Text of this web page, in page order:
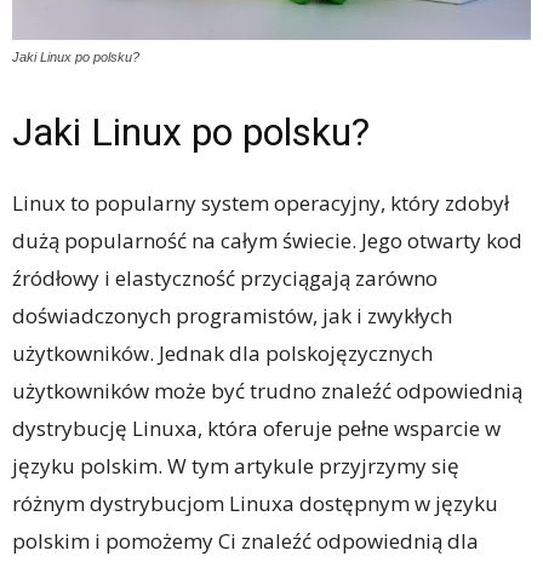
Jaki Linux po polsku?
Jaki Linux po polsku?
Linux to popularny system operacyjny, który zdobył
dużą popularność na całym świecie. Jego otwarty kod
źródłowy i elastyczność przyciągają zarówno
doświadczonych programistów, jak i zwykłych
użytkowników. Jednak dla polskojęzycznych
użytkowników może być trudno znaleźć odpowiednią
dystrybucję Linuxa, która oferuje pełne wsparcie w
języku polskim. W tym artykule przyjrzymy się
różnym dystrybucjom Linuxa dostępnym w języku
polskim i pomożemy Ci znaleźć odpowiednią dla